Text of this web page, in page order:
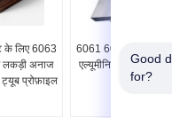
के लिए 6063
लकड़ी अनाज
ट्यूब प्रोफ़ाइल
6061 6063 रॉड
एल्यूमीनियम फ्लैट बार
मूल्य
Good
for?